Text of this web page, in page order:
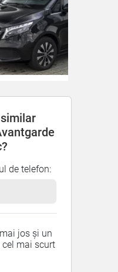
de telefon:
jos și un
mai scurt